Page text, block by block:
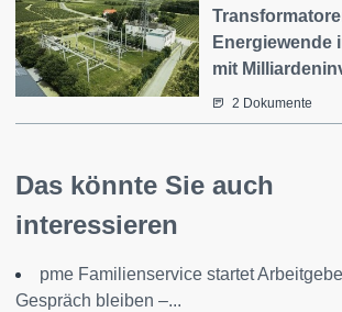
Energiewende
mit
2 Dokumente
Das könnte Sie auch
interessieren
pme Familienservice startet
Gespräch bleiben –...